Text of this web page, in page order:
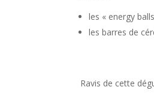
les « energy
les barres de
Ravis de cette